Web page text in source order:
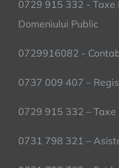
0729 915 332 - Taxe
Domeniului Public
0729916082 -
0737 009 407 –
0729 915 332 – Taxe
0731 798 321 –